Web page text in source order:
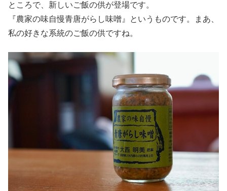
ところで、新しいご飯の供が登場です。
『農家の味自慢青唐がらし味噌』というものです。まあ、
私の好きな系統のご飯の供ですね。